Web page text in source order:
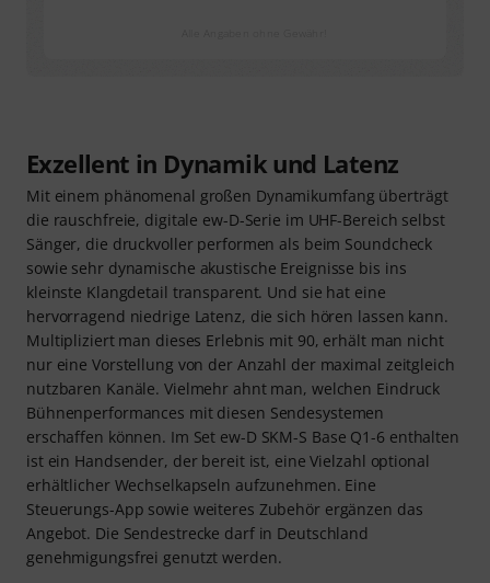
Exzellent in Dynamik und Latenz
Mit einem phänomenal großen Dynamikumfang überträgt
die rauschfreie, digitale ew-D-Serie im UHF-Bereich selbst
Sänger, die druckvoller performen als beim Soundcheck
sowie sehr dynamische akustische Ereignisse bis ins
kleinste Klangdetail transparent. Und sie hat eine
hervorragend niedrige Latenz, die sich hören lassen kann.
Multipliziert man dieses Erlebnis mit 90, erhält man nicht
nur eine Vorstellung von der Anzahl der maximal zeitgleich
nutzbaren Kanäle. Vielmehr ahnt man, welchen Eindruck
Bühnenperformances mit diesen Sendesystemen
erschaffen können. Im Set ew-D SKM-S Base Q1-6 enthalten
ist ein Handsender, der bereit ist, eine Vielzahl optional
erhältlicher Wechselkapseln aufzunehmen. Eine
Steuerungs-App sowie weiteres Zubehör ergänzen das
Angebot. Die Sendestrecke darf in Deutschland
genehmigungsfrei genutzt werden.